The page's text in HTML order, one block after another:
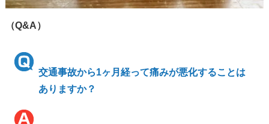
（Q&A）
交通事故から1ヶ月経って痛みが悪化することは
ありますか？